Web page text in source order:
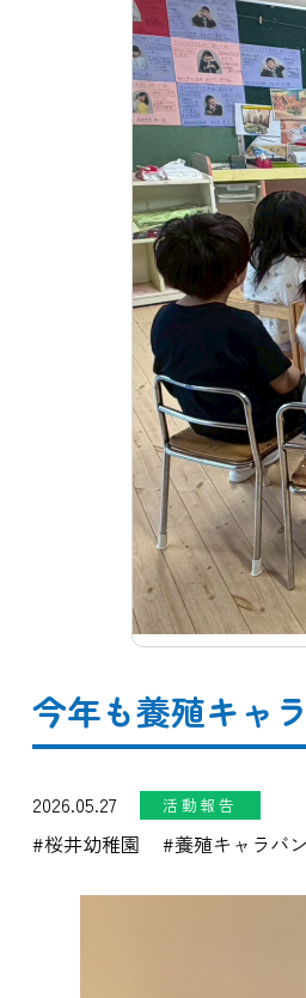
今年も養殖キャ
2026.05.27 活動報告
桜井幼稚園 養殖キャラバン